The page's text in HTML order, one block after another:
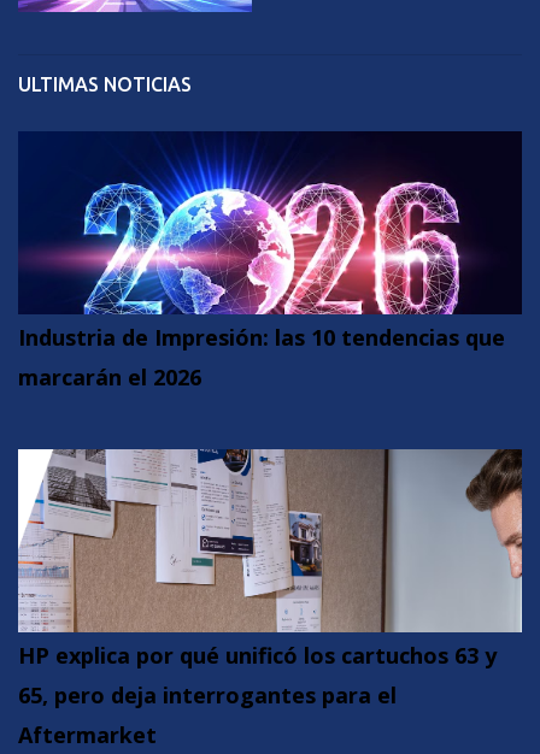
ULTIMAS NOTICIAS
Industria de Impresión: las 10 tendencias que
marcarán el 2026
HP explica por qué unificó los cartuchos 63 y
65, pero deja interrogantes para el
Aftermarket